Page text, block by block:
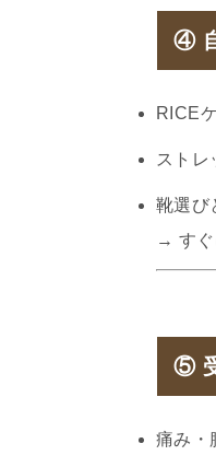
④
RICE
ストレ
靴選び
→ すぐ
⑤
痛み・